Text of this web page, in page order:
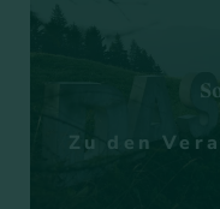
Zu den